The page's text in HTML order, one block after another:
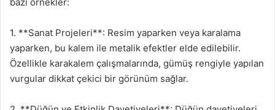
1. **Sanat Projeleri**: Resim yaparken veya karalama
yaparken, bu kalem ile metalik efektler elde edilebilir.
Özellikle karakalem çalışmalarında, gümüş rengiyle yapılan
vurgular dikkat çekici bir görünüm sağlar.